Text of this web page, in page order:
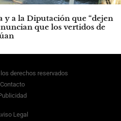
y a la Diputación que “dejen
que los vertidos de
derechos reservados
Contacto
Legal